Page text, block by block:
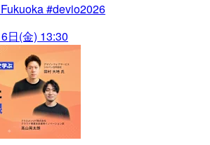
#devio2026
日(金) 13:30